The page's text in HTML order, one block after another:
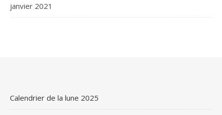
janvier 2021
Calendrier de la lune 2025